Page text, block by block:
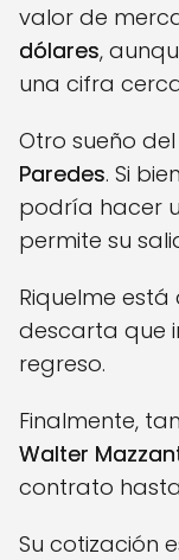
valor de
dólares,
una cifra
Otro sueño
Paredes. Si
podría hacer
permite su
Riquelme
descarta que
regreso.
Finalmente,
Walter
contrato
Su cotización